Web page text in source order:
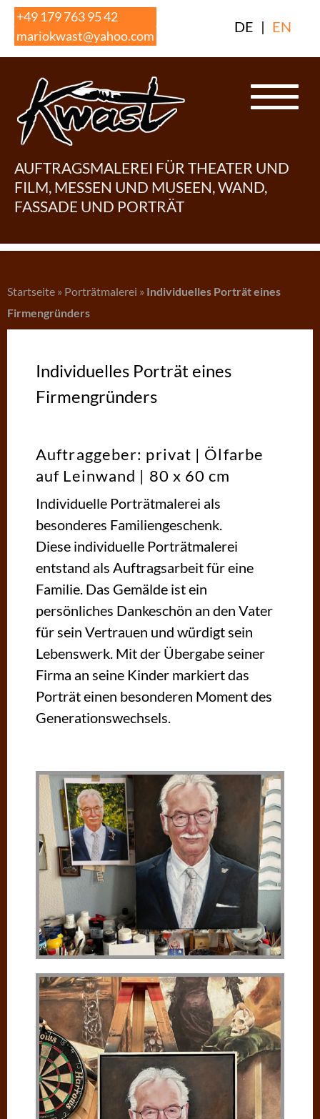
Skip
content
+49 179 763 95 42
mariokwast@yahoo.com
DE | EN
AUFTRAGSMALEREI FÜR THEATER UND
FILM, MESSEN UND MUSEEN, WAND,
FASSADE UND PORTRÄT
Startseite » Porträtmalerei » Individuelles Porträt eines
Firmengründers
Individuelles Porträt eines
Firmengründers
Auftraggeber: privat | Ölfarbe
auf Leinwand | 80 x 60 cm
Individuelle Porträtmalerei als
besonderes Familiengeschenk.
Diese individuelle Porträtmalerei
entstand als Auftragsarbeit für eine
Familie. Das Gemälde ist ein
persönliches Dankeschön an den Vater
für sein Vertrauen und würdigt sein
Lebenswerk. Mit der Übergabe seiner
Firma an seine Kinder markiert das
Porträt einen besonderen Moment des
Generationswechsels.